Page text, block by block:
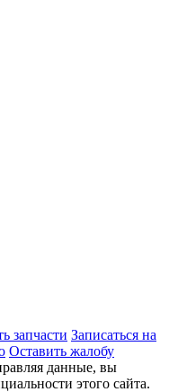
запчасти Записаться на
Оставить жалобу
данные, вы
этого сайта.